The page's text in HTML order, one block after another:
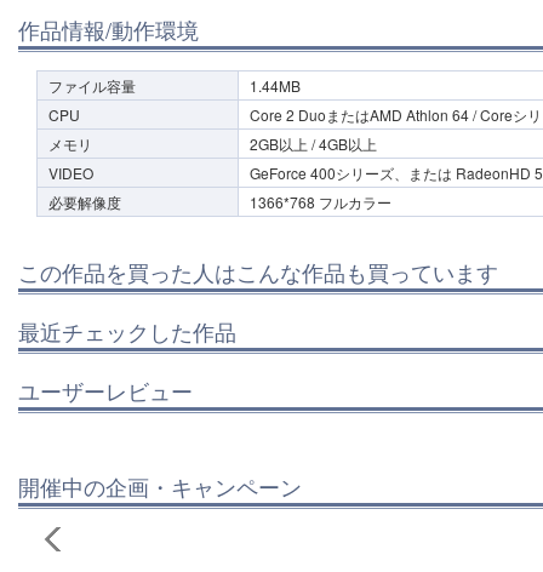
作品情報/動作環境
ファイル容量
1.44MB
CPU
Core 2 DuoまたはAMD Athlon 64 / Coreシ
メモリ
2GB以上 / 4GB以上
VIDEO
GeForce 400シリーズ、または RadeonHD
必要解像度
1366*768 フルカラー
この作品を買った人はこんな作品も買っています
最近チェックした作品
ユーザーレビュー
開催中の企画・キャンペーン